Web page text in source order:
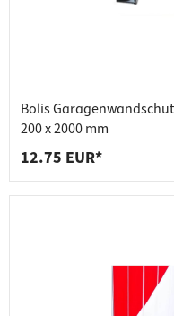
Bolis
200 x 2000 mm
12.75 EUR*